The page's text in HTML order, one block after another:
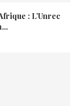
: L’Unrec